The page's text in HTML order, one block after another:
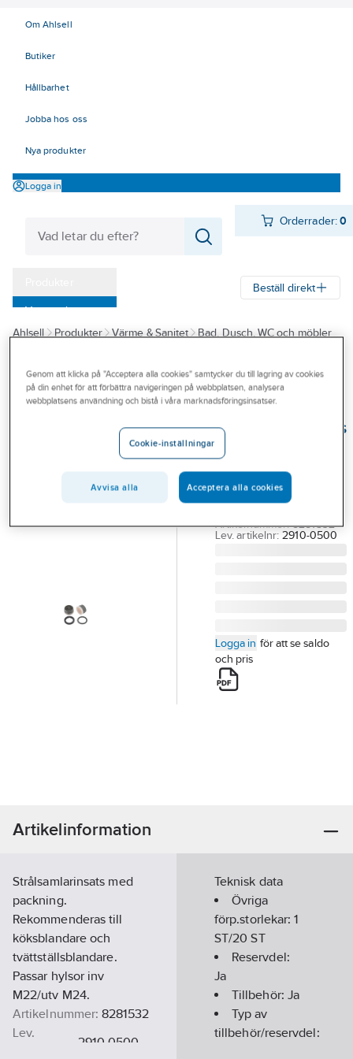
Om Ahlsell
Butiker
Hållbarhet
Jobba hos oss
Nya produkter
Logga in
Orderrader:0
Varumärken
Kampanjer
Branscher
Beställ direkt
Ahlsell Produkter Värme & Sanitet
Bad, Dusch, WC och möbler
Reservdelar blandare
Reservdelar FMM ettgreppsblandare
Strålsamlarinsats
M22/M24, FMM
FMM STRÅLSAMLAR
INSATS STD PCA
5L/MIN. 2910-0500
Artikelnummer: 8281532
Lev. artikelnr: 2910-0500
Logga in för att se saldo
och pris
Artikelinformation
Strålsamlarinsats med
packning.
Rekommenderas till
köksblandare och
tvättställsblandare.
Passar hylsor inv
M22/utv M24.
Artikelnummer: 8281532
Lev.
2910-0500
Teknisk data
Övriga
förp.storlekar:1
ST/20 ST
Reservdel:
Ja
Tillbehör: Ja
Typ av
tillbehör/reservdel:
Genom att klicka på "Acceptera alla cookies" samtycker du till lagring av cookies
på din enhet för att förbättra navigeringen på webbplatsen, analysera
webbplatsens användning och bistå i våra marknadsföringsinsatser.
Cookie-inställningar
Avvisa alla Acceptera alla cookies